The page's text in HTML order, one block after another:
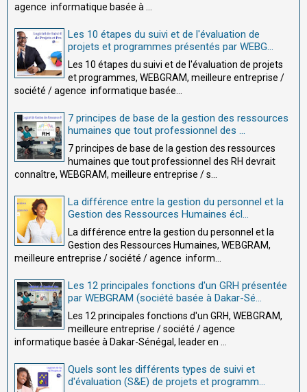
agence informatique basée à ...
Les 10 étapes du suivi et de l'évaluation de
projets et programmes présentés par WEBG...
Les 10 étapes du suivi et de l'évaluation de projets
et programmes, WEBGRAM, meilleure entreprise /
société / agence informatique basée...
7 principes de base de la gestion des ressources
humaines que tout professionnel des ...
7 principes de base de la gestion des ressources
humaines que tout professionnel des RH devrait
connaître, WEBGRAM, meilleure entreprise / s...
La différence entre la gestion du personnel et la
Gestion des Ressources Humaines écl...
La différence entre la gestion du personnel et la
Gestion des Ressources Humaines, WEBGRAM,
meilleure entreprise / société / agence inform...
Les 12 principales fonctions d'un GRH présentée
par WEBGRAM (société basée à Dakar-Sé...
Les 12 principales fonctions d'un GRH, WEBGRAM,
meilleure entreprise / société / agence
informatique basée à Dakar-Sénégal, leader en ...
Quels sont les différents types de suivi et
d'évaluation (S&E) de projets et programm...